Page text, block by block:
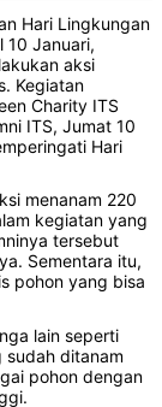
Hari Lingkungan
10 Januari,
aksi
Kegiatan
Charity ITS
ITS, Jumat 10
Hari
menanam 220
kegiatan yang
tersebut
Sementara itu,
pohon yang bisa
lain seperti
sudah ditanam
pohon dengan